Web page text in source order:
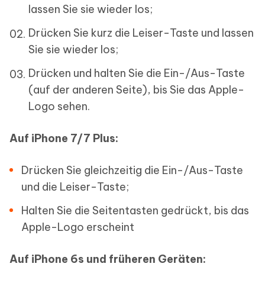
lassen Sie sie wieder los;
Drücken Sie kurz die Leiser-Taste und lassen
Sie sie wieder los;
Drücken und halten Sie die Ein-/Aus-Taste
(auf der anderen Seite), bis Sie das Apple-
Logo sehen.
Auf iPhone 7/7 Plus:
Drücken Sie gleichzeitig die Ein-/Aus-Taste
und die Leiser-Taste;
Halten Sie die Seitentasten gedrückt, bis das
Apple-Logo erscheint
Auf iPhone 6s und früheren Geräten: